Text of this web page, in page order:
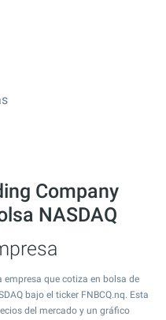
Company
NASDAQ
que cotiza en bolsa de
bajo el ticker FNBCQ.nq. Esta
del mercado y un gráfico